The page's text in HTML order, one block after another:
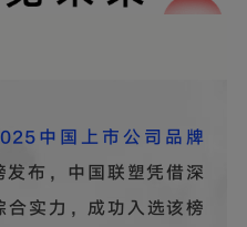
中国上市公司品牌
布，中国联塑凭借深
实力，成功入选该榜